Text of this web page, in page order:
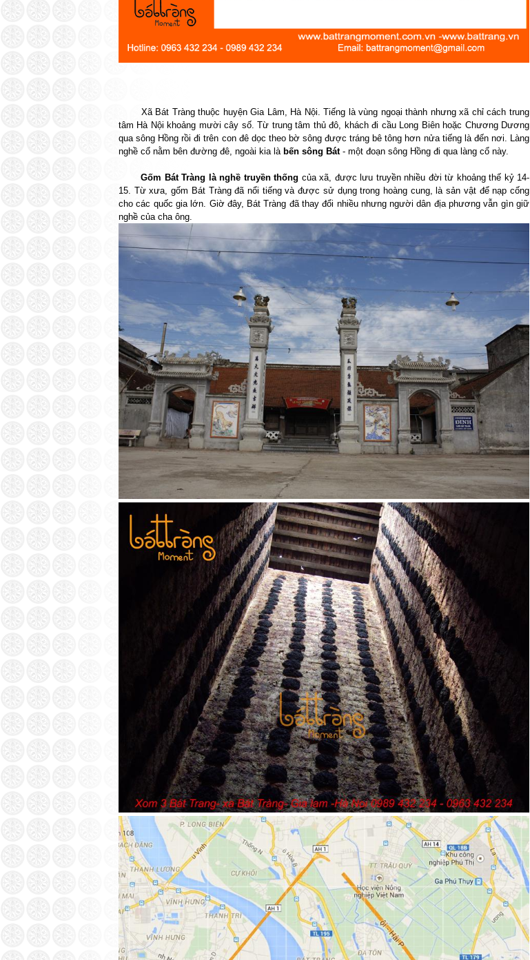
Xã Bát Tràng thuộc huyện Gia Lâm, Hà Nội. Tiếng là vùng ngoại thành nhưng xã chỉ cách trung
tâm Hà Nội khoảng mười cây số. Từ trung tâm thủ đô, khách đi cầu Long Biên hoặc Chương Dương
qua sông Hồng rồi đi trên con đê dọc theo bờ sông được tráng bê tông hơn nửa tiếng là đến nơi. Làng
nghề cổ nằm bên đường đê, ngoài kia là bến sông Bát - một đoạn sông Hồng đi qua làng cổ này.
Gốm Bát Tràng là nghề truyền thống của xã, được lưu truyền nhiều đời từ khoảng thế kỷ 14-
15. Từ xưa, gốm Bát Tràng đã nổi tiếng và được sử dụng trong hoàng cung, là sản vật để nạp cống
cho các quốc gia lớn. Giờ đây, Bát Tràng đã thay đổi nhiều nhưng người dân địa phương vẫn gìn giữ
nghề của cha ông.